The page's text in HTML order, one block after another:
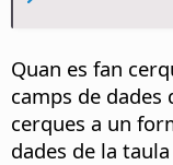
Quan es fan
camps de dades
cerques a un
dades de la